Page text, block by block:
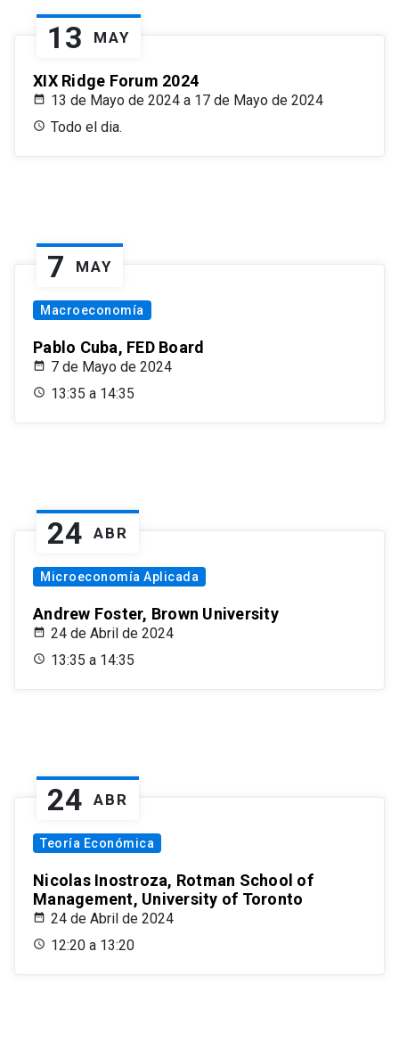
13 MAY
XIX Ridge Forum 2024
13 de Mayo de 2024 a 17 de Mayo de 2024
Todo el dia.
7 MAY
Macroeconomía
Pablo Cuba, FED Board
7 de Mayo de 2024
13:35 a 14:35
24 ABR
Microeconomía Aplicada
Andrew Foster, Brown University
24 de Abril de 2024
13:35 a 14:35
24 ABR
Teoría Económica
Nicolas Inostroza, Rotman School of
Management, University of Toronto
24 de Abril de 2024
12:20 a 13:20